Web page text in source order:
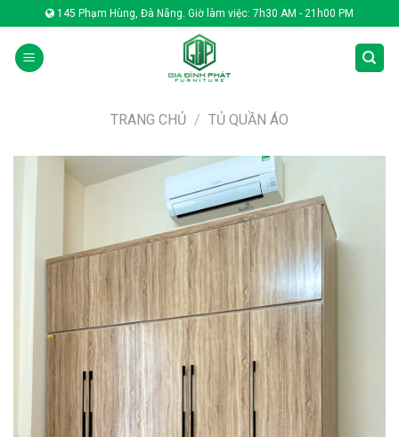
to
content
145 Phạm Hùng, Đà Nẵng. Giờ làm việc: 7h30 AM - 21h00 PM
TRANG CHỦ / TỦ QUẦN ÁO